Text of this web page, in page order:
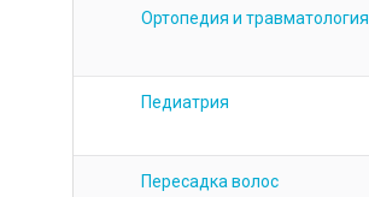
Ортопедия и травматология
Педиатрия
Пересадка волос